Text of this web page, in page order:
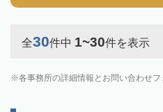
全30件中 1~30件を表示
各事務所の詳細情報とお問い合わせ